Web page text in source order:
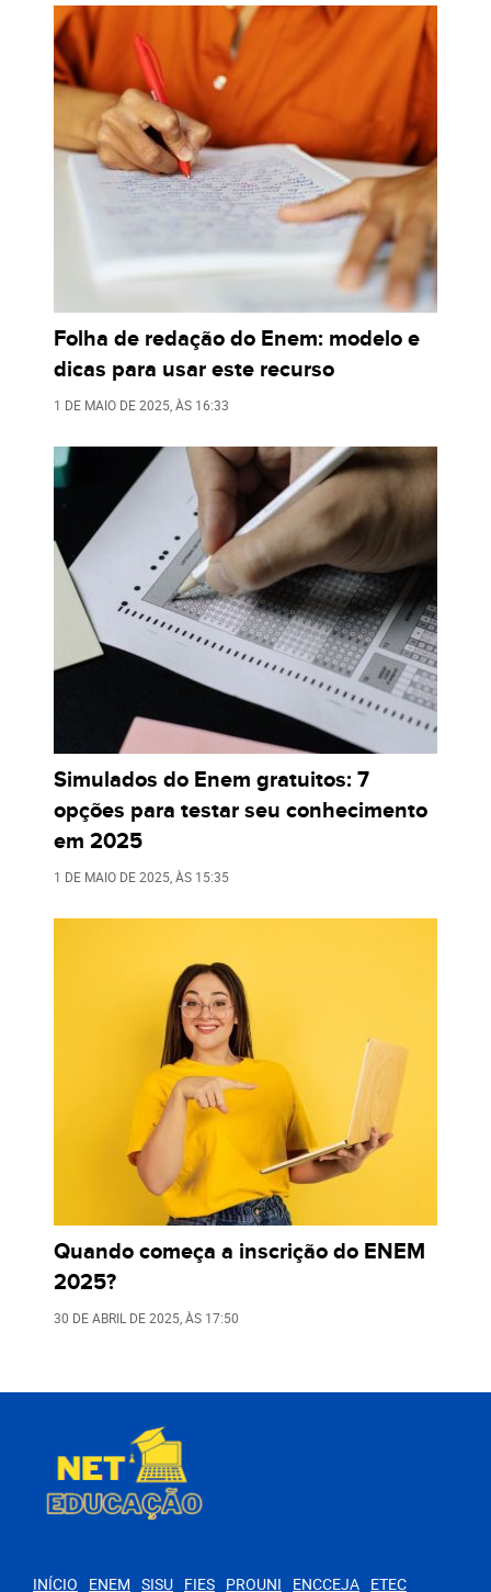
Folha de redação do Enem: modelo e
dicas para usar este recurso
1 DE MAIO DE 2025 , ÀS 16:33
Simulados do Enem gratuitos: 7
opções para testar seu conhecimento
em 2025
1 DE MAIO DE 2025 , ÀS 15:35
Quando começa a inscrição do ENEM
2025?
30 DE ABRIL DE 2025 , ÀS 17:50
INÍCIO ENEM SISU FIES PROUNI ENCCEJA ETEC